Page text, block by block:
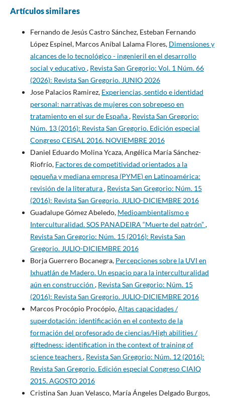
Artículos similares
Fernando de Jesús Castro Sánchez, Esteban Fernando
López Espinel, Marcos Aníbal Lalama Flores, Dimensiones y
alcances de lo tecnológico - ingenieril en el desarrollo
social y educativo, Revista San Gregorio: Vol. 1 Núm. 66
(2026): Revista San Gregorio. JUNIO 2026
Jose Palacios Ramirez, Experiencias, sentido e identidad
personal: narrativas de mujeres con sobrepeso en
tratamiento en el sur de España, Revista San Gregorio:
Núm. 13 (2016): Revista San Gregorio. Edición especial
Congreso CEISAL 2016. NOVIEMBRE 2016
Daniel Eduardo Molina Ycaza, Angélica María Sánchez-
Riofrío, Factores de competitividad orientados a la
pequeña y mediana empresa (PYME) en Latinoamérica:
revisión de la literatura, Revista San Gregorio: Núm. 15
(2016): Revista San Gregorio. JULIO-DICIEMBRE 2016
Guadalupe Gómez Abeledo, Medioambientalismo e
Interculturalidad. SOS PANADEIRA “Muerte del patrón”,
Revista San Gregorio: Núm. 15 (2016): Revista San
Gregorio. JULIO-DICIEMBRE 2016
Borja Guerrero Bocanegra, Percepciones sobre la UVI en
Ixhuatlán de Madero. Un espacio para la interculturalidad
aún en construcción , Revista San Gregorio: Núm. 15
(2016): Revista San Gregorio. JULIO-DICIEMBRE 2016
Marcos Procópio Procópio,Altas capacidades /
superdotación: identificación en el contexto de la
formación del profesorado de ciencias/High abilities /
giftedness: identification in the context of training of
science teachers, Revista San Gregorio: Núm. 12 (2016):
Revista San Gregorio. Edición especial Congreso CIAIQ
2015. AGOSTO 2016
Cristina San Juan Velasco, María Ángeles Delgado Burgos,